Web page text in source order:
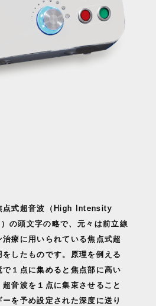
点式超音波（High Intensity
の頭文字の略で、元々は前立線
療に用いられている焦点式超
したものです。原理を例える
で１点に集めると焦点部に高い
音波を１点に集束させること
を予め設定された深度に送り